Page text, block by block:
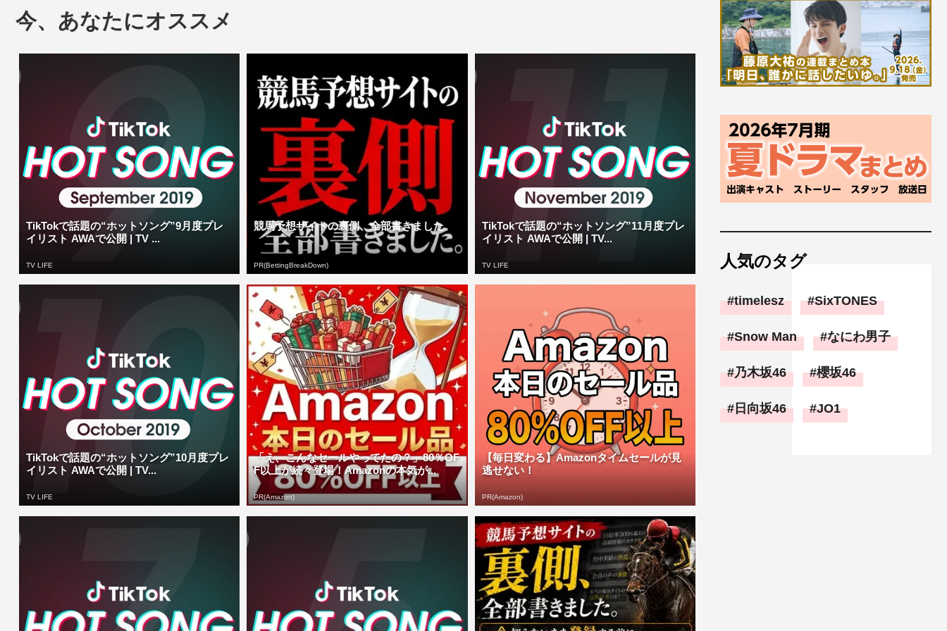
今、あなたにオススメ
TikTokで話題の“ホットソング”9月度プレ
イリスト AWAで公開 | TV ...
TV LIFE
競馬予想サイトの裏側、全部書きました。
PR(BettingBreakDown)
TikTokで話題の“ホットソング”11月度プレ
イリスト AWAで公開 | TV...
TV LIFE
TikTokで話題の“ホットソング”10月度プレ
イリスト AWAで公開 | TV...
TV LIFE
「え、こんなセールやってたの？」80％OF
F以上が続々登場！Amazonの本気が...
PR(Amazon)
【毎日変わる】Amazonタイムセールが見
逃せない！
PR(Amazon)
人気のタグ
timelesz SixTONES
Snow Man なにわ男子
乃木坂46 櫻坂46
日向坂46 JO1